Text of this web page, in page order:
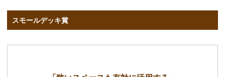
スモールデッキ賞